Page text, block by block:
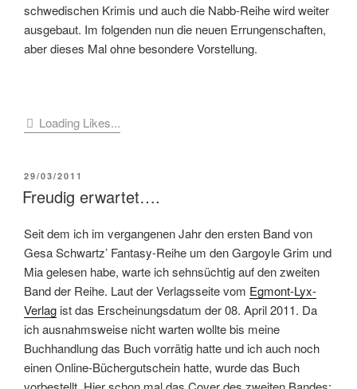
schwedischen Krimis und auch die Nabb-Reihe wird weiter
ausgebaut. Im folgenden nun die neuen Errungenschaften,
aber dieses Mal ohne besondere Vorstellung.
Loading Likes...
VERÖFFENTLICHT
AM
29/03/2011
Freudig erwartet….
Seit dem ich im vergangenen Jahr den ersten Band von
Gesa Schwartz’ Fantasy-Reihe um den Gargoyle Grim und
Mia gelesen habe, warte ich sehnsüchtig auf den zweiten
Band der Reihe. Laut der Verlagsseite vom Egmont-Lyx-
Verlag ist das Erscheinungsdatum der 08. April 2011. Da
ich ausnahmsweise nicht warten wollte bis meine
Buchhandlung das Buch vorrätig hatte und ich auch noch
einen Online-Büchergutschein hatte, wurde das Buch